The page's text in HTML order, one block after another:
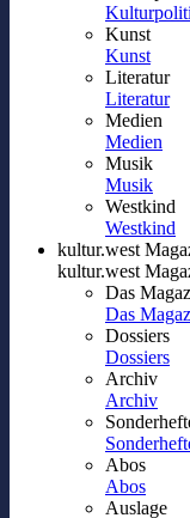
Kunst
Kunst
Literatur
Literatur
Medien
Medien
Musik
Musik
Westkind
Westkind
kultur.west
kultur.west
Das
Das
Dossiers
Dossiers
Archiv
Archiv
Abos
Abos
Auslage